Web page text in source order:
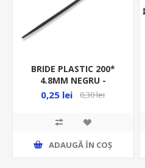
BRIDE PLASTIC 200*
4.8MM NEGRU -
839.54200
0,25 lei 0,30 lei
ADAUGĂ ȊN COŞ